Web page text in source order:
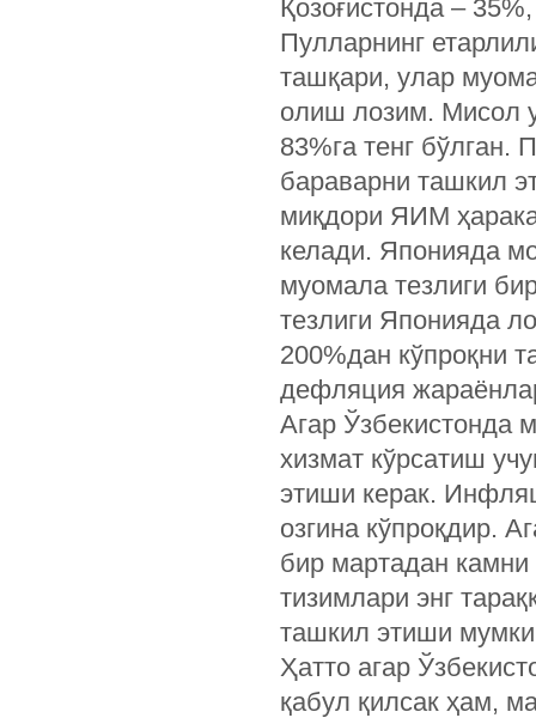
Қозоғистонда –
Пулларнинг
ташқари, улар
олиш лозим. Мисол
83%га тенг
бараварни ташкил
миқдори ЯИМ
келади. Японияда
муомала тезлиги
тезлиги Японияда
200%дан кўпроқни
дефляция
Агар Ўзбекистонда
хизмат кўрсатиш
этиши керак.
озгина кўпроқдир.
бир мартадан
тизимлари энг
ташкил этиши
Ҳатто агар
қабул қилсак ҳам,